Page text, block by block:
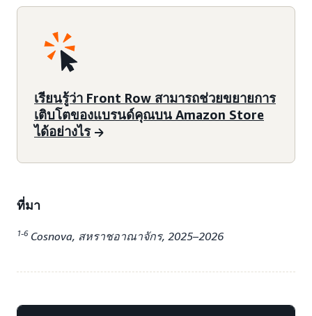
เรียนรู้ว่า Front Row สามารถช่วยขยายการ
เติบโตของแบรนด์คุณบน Amazon Store
ได้อย่างไร
ที่มา
1-6Cosnova, สหราชอาณาจักร, 2025–2026